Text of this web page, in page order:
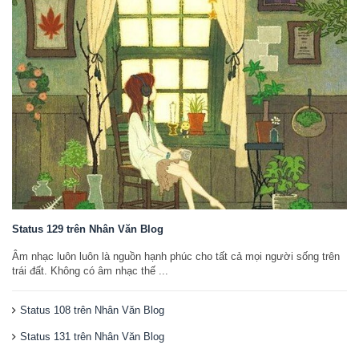
Status 129 trên Nhân Văn Blog
Âm nhạc luôn luôn là nguồn hạnh phúc cho tất cả mọi người sống trên
trái đất. Không có âm nhạc thế ...
Status 108 trên Nhân Văn Blog
Status 131 trên Nhân Văn Blog